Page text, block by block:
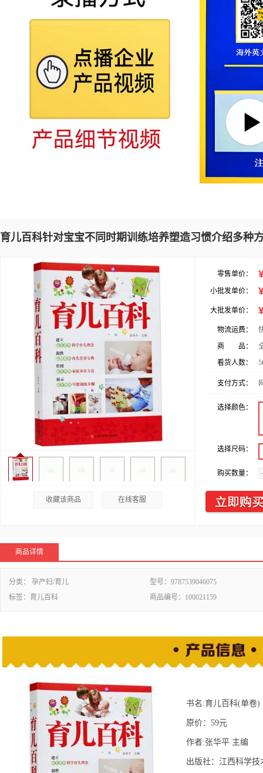
育儿百科针对宝宝不同时期训练培养塑造习惯介绍多种
收藏该商品 在线客服
零售单价：
小批发单价：
大批发单价：
物流运费：
商 品：
看货人数：
支付方式：
选择颜色：
选择尺码：
购买数量：
商品详情
分类： 孕产妇/育儿 型号： 9787539046075
标签：
育儿百科 商品编号： 100021159
书名:育儿百科(单卷)
原价：59元
作者:张华平 主编
出版社：江西科学技